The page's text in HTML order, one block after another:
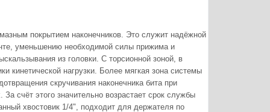
покрытием наконечников. Это служит надёжной
уменьшению необходимой силы прижима и
из головки. С торсионной зоной, в
кинетической нагрузки. Более мягкая зона системы
скручивания наконечника бита при
За счёт этого значительно возрастает срок службы
хвостовик 1/4", подходит для держателя по